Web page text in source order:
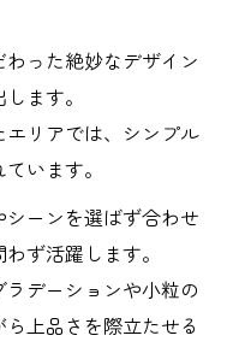
ザインの選び方
安心な予約方法
ンの特徴とは
ポイントまとめ
楽しさ
らす上質な毎日
分磨き体験
美しさの両立
印象の変化
った絶妙なデザイン
ます。
リアでは、シンプル
います。
ーンを選ばず合わせ
ず活躍します。
デーションや小粒の
上品さを際立たせる